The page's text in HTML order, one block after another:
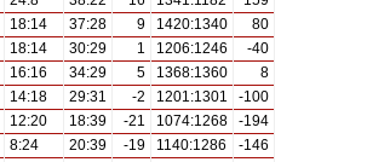
18:14 37:28 9 1420:1340
80
18:14 30:29 1 1206:1246
-40
16:16 34:29 5 1368:1360
8
14:18 29:31 -2 1201:1301
-100
12:20 18:39 -21 1074:1268
-194
8:24 20:39 -19 1140:1286
-146